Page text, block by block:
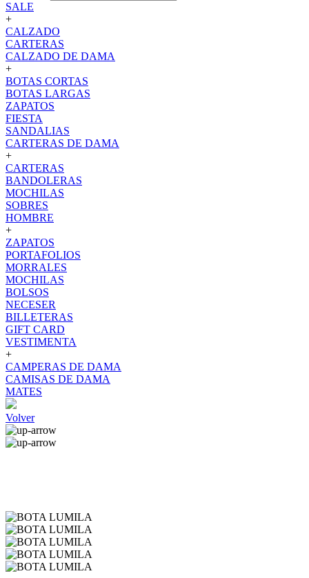
SALE
+
CALZADO
CARTERAS
CALZADO DE DAMA
+
BOTAS CORTAS
BOTAS LARGAS
ZAPATOS
FIESTA
SANDALIAS
CARTERAS DE DAMA
+
CARTERAS
BANDOLERAS
MOCHILAS
SOBRES
HOMBRE
+
ZAPATOS
PORTAFOLIOS
MORRALES
MOCHILAS
BOLSOS
NECESER
BILLETERAS
GIFT CARD
VESTIMENTA
+
CAMPERAS DE DAMA
CAMISAS DE DAMA
MATES
Volver